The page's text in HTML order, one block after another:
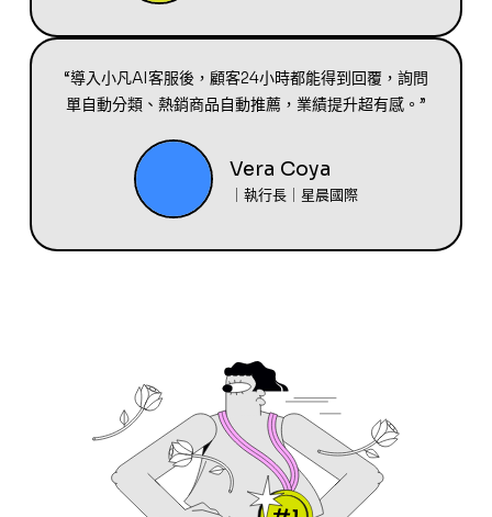
“導入小凡AI客服後，顧客24小時都能得到回覆，詢問
單自動分類、熱銷商品自動推薦，業績提升超有感。”
Vera Coya
｜執行長｜星晨國際